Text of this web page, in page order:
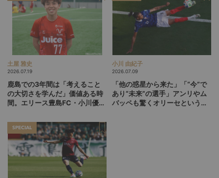
土屋 雅史
2026.07.19
鹿島での3年間は「考えること
の大切さを学んだ」価値ある時
間。エリース豊島FC・小川優介
との意義
小川 由紀子
2026.07.09
「他の惑星から来た」「“今”で
あり“未来”の選手」アンリやム
バッペも驚くオリーセというフ
SPECIAL